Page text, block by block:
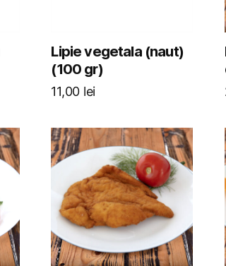
Lipie vegetala (naut)
(100 gr)
11,00 lei